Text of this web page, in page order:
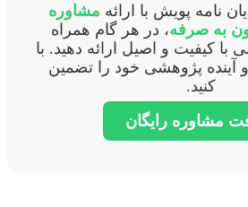
نامه پویش با ارائه مشاوره
به صرفه، در هر گام همراه
کیفیت و اصیل ارائه دهید. با
آینده پژوهشی خود را تضمین
کنید.
مشاوره رایگان